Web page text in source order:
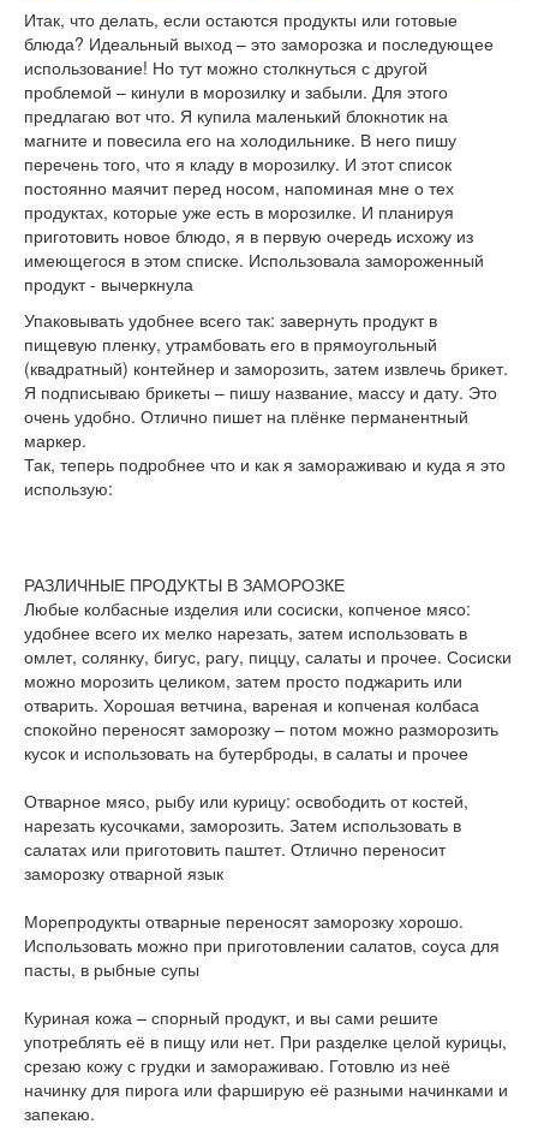
Итак, что делать, если остаются продукты или готовые
блюда? Идеальный выход – это заморозка и последующее
использование! Но тут можно столкнуться с другой
проблемой – кинули в морозилку и забыли. Для этого
предлагаю вот что. Я купила маленький блокнотик на
магните и повесила его на холодильнике. В него пишу
перечень того, что я кладу в морозилку. И этот список
постоянно маячит перед носом, напоминая мне о тех
продуктах, которые уже есть в морозилке. И планируя
приготовить новое блюдо, я в первую очередь исхожу из
имеющегося в этом списке. Использовала замороженный
продукт - вычеркнула
Упаковывать удобнее всего так: завернуть продукт в
пищевую пленку, утрамбовать его в прямоугольный
(квадратный) контейнер и заморозить, затем извлечь брикет.
Я подписываю брикеты – пишу название, массу и дату. Это
очень удобно. Отлично пишет на плёнке перманентный
маркер.
Так, теперь подробнее что и как я замораживаю и куда я это
использую:
РАЗЛИЧНЫЕ ПРОДУКТЫ В ЗАМОРОЗКЕ
Любые колбасные изделия или сосиски, копченое мясо:
удобнее всего их мелко нарезать, затем использовать в
омлет, солянку, бигус, рагу, пиццу, салаты и прочее. Сосиски
можно морозить целиком, затем просто поджарить или
отварить. Хорошая ветчина, вареная и копченая колбаса
спокойно переносят заморозку – потом можно разморозить
кусок и использовать на бутерброды, в салаты и прочее
Отварное мясо, рыбу или курицу: освободить от костей,
нарезать кусочками, заморозить. Затем использовать в
салатах или приготовить паштет. Отлично переносит
заморозку отварной язык
Морепродукты отварные переносят заморозку хорошо.
Использовать можно при приготовлении салатов, соуса для
пасты, в рыбные супы
Куриная кожа – спорный продукт, и вы сами решите
употреблять её в пищу или нет. При разделке целой курицы,
срезаю кожу с грудки и замораживаю. Готовлю из неё
начинку для пирога или фарширую её разными начинками и
запекаю.